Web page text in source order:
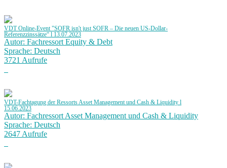
VDT Online-Event "SOFR isn't just SOFR – Die neuen US-Dollar-
Referenzzinssätze“ l 13.07.2023
Autor: Fachressort Equity & Debt
Sprache: Deutsch
3721 Aufrufe
VDT-Fachtagung der Ressorts Asset Management und Cash & Liquidity l
15.06.2023
Autor: Fachressort Asset Management und Cash & Liquidity
Sprache: Deutsch
2647 Aufrufe